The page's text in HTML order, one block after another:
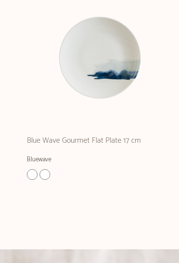
Blue Wave Gourmet Flat Plate 17 cm
Bluewave